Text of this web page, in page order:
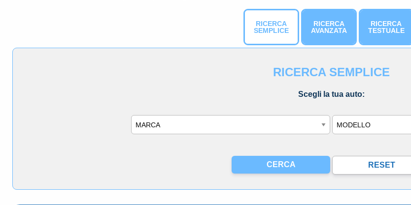
RICERCA
SEMPLICE
RICERCA
AVANZATA
RICERCA
TESTUALE
RICERCA SEMPLICE
Scegli la tua auto:
Marca Modello